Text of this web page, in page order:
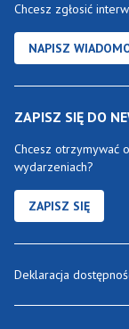
Chcesz zgłosić
NAPISZ
ZAPISZ SIĘ DO
Chcesz otrzymywać
wydarzeniach?
ZAPISZ SIĘ
Deklaracja